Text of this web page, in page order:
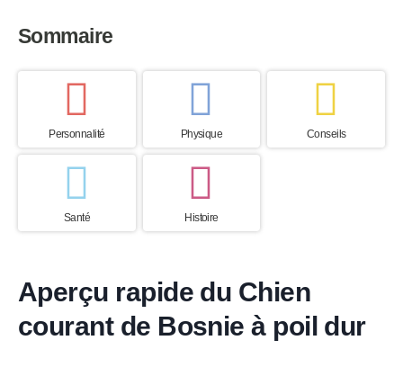
Sommaire
Personnalité Physique Conseils
Santé Histoire
Aperçu rapide du Chien
courant de Bosnie à poil dur